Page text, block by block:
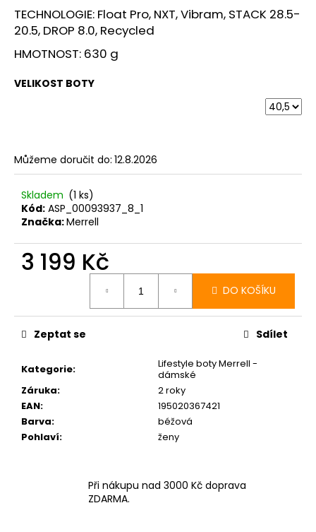
TECHNOLOGIE: Float Pro, NXT, Vibram, STACK 28.5-
20.5, DROP 8.0, Recycled
HMOTNOST: 630 g
VELIKOST BOTY
Můžeme doručit do: 12.8.2026
Skladem (1 ks)
Kód: ASP_00093937_8_1
Značka:Merrell
3 199 Kč
DO KOŠÍKU
Kategorie:
Lifestyle boty Merrell -
dámské
Záruka:
2 roky
EAN:
195020367421
Barva:
béžová
Pohlaví: ženy
Zeptat se Sdílet
Při nákupu nad 3000 Kč doprava
ZDARMA.